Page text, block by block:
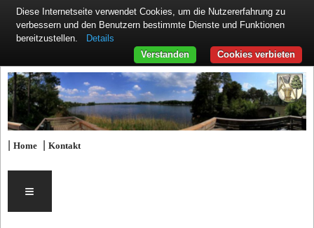
|Home |Kontakt
≡
Diese Internetseite verwendet Cookies, um die Nutzererfahrung zu
verbessern und den Benutzern bestimmte Dienste und Funktionen
bereitzustellen.
Details
Cookies verbieten
Verstanden